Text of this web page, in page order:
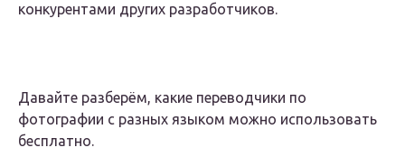
конкурентами других разработчиков.
Давайте разберём, какие переводчики по
фотографии с разных языком можно использовать
бесплатно.